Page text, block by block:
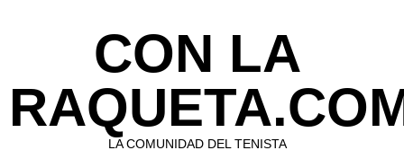
CON LA
LA COMUNIDAD DEL TENISTA